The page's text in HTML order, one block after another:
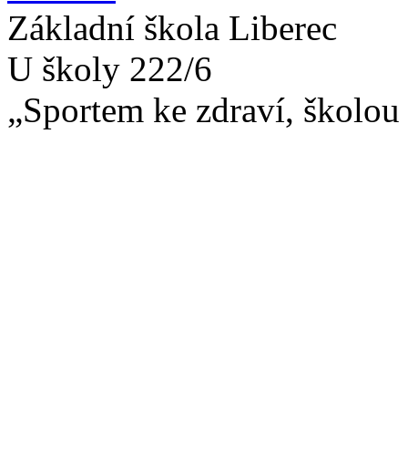
Základní škola Liberec
U školy 222/6
„Sportem ke zdraví,